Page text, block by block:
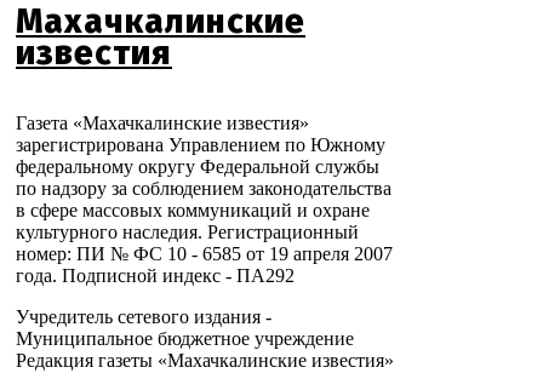
Махачкалинские
известия
Газета «Махачкалинские известия»
зарегистрирована Управлением по Южному
федеральному округу Федеральной службы
по надзору за соблюдением законодательства
в сфере массовых коммуникаций и охране
культурного наследия. Регистрационный
номер: ПИ № ФС 10 - 6585 от 19 апреля 2007
года. Подписной индекс - ПА292
Учредитель сетевого издания -
Муниципальное бюджетное учреждение
Редакция газеты «Махачкалинские известия»